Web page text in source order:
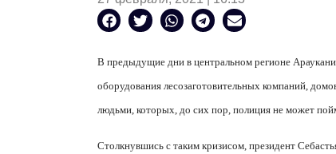
В предыдущие дни в центральном регионе
оборудования лесозаготовительных компаний,
людьми, которых, до сих пор, полиция не может
Столкнувшись с таким кризисом, президент